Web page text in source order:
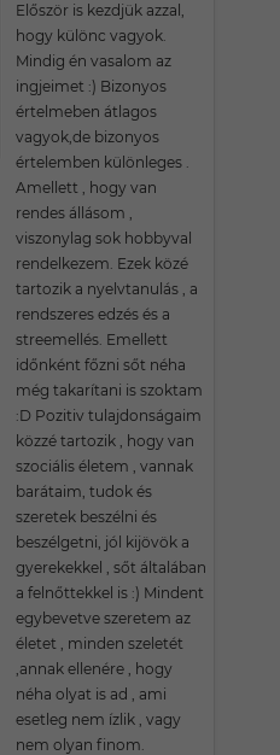
Először is kezdjük azzal,
hogy különc vagyok.
Mindig én vasalom az
ingjeimet :) Bizonyos
értelmeben átlagos
vagyok,de bizonyos
értelemben különleges .
Amellett , hogy van
rendes állásom ,
viszonylag sok hobbyval
rendelkezem. Ezek közé
tartozik a nyelvtanulás , a
rendszeres edzés és a
streemellés. Emellett
időnként főzni sőt néha
még takarítani is szoktam
:D Pozitiv tulajdonságaim
közzé tartozik , hogy van
szociális életem , vannak
barátaim, tudok és
szeretek beszélni és
beszélgetni, jól kijövök a
gyerekekkel , sőt általában
a felnőttekkel is :) Mindent
egybevetve szeretem az
életet , minden szeletét
,annak ellenére , hogy
néha olyat is ad , ami
esetleg nem ízlik , vagy
nem olyan finom.